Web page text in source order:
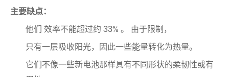
主要缺点：
他们 效率不能超过约 33% 。
由于限制，
只有一层吸收阳光，因此一些能量转化为热量。
它们不像一些新电池那样具有不同形状的柔韧性或有